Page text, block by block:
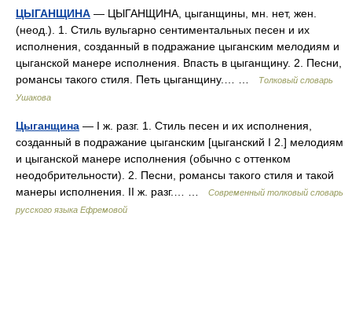
ЦЫГАНЩИНА — ЦЫГАНЩИНА, цыганщины, мн. нет, жен.
(неод.). 1. Стиль вульгарно сентиментальных песен и их
исполнения, созданный в подражание цыганским мелодиям и
цыганской манере исполнения. Впасть в цыганщину. 2. Песни,
романсы такого стиля. Петь цыганщину.… …
Толковый словарь
Ушакова
Цыганщина — I ж. разг. 1. Стиль песен и их исполнения,
созданный в подражание цыганским [цыганский I 2.] мелодиям
и цыганской манере исполнения (обычно с оттенком
неодобрительности). 2. Песни, романсы такого стиля и такой
манеры исполнения. II ж. разг.… …
Современный толковый словарь
русского языка Ефремовой